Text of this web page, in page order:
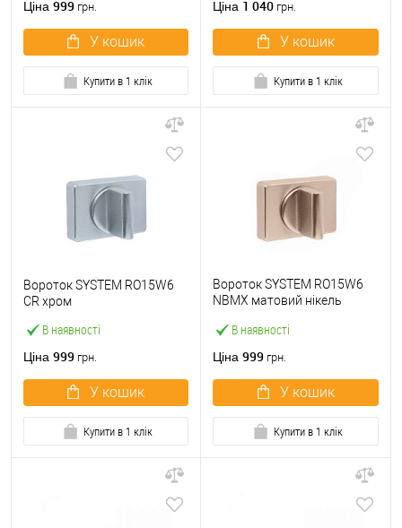
Ціна 999 грн.
У кошик
Купити в 1 клік
Ціна 1 040 грн.
У кошик
Купити в 1 клік
В наявності
Вороток SYSTEM RO15W6
CR хром
Ціна 999 грн.
У кошик
Купити в 1 клік
В наявності
Вороток SYSTEM RO15W6
NBMX матовий нікель
Ціна 999 грн.
У кошик
Купити в 1 клік